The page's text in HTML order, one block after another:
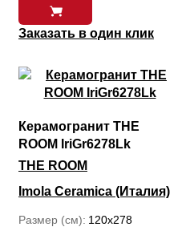
Заказать в один клик
Керамогранит THE
ROOM IriGr6278Lk
THE ROOM
Imola Ceramica (Италия)
Размер (см) 120x278